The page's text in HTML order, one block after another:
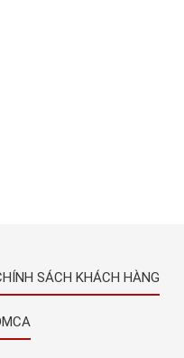
SÁCH KHÁCH HÀNG